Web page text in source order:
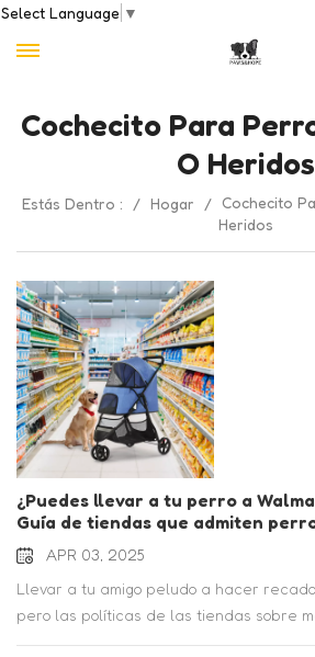
Select Language ▼
Cochecito Para
O Heridos
Estás Dentro : / Hogar /
Cochecito
Heridos
¿Puedes llevar a tu perro a
Guía de tiendas que admiten
APR 03, 2025
Llevar a tu amigo peludo a hacer
pero las políticas de las tiendas sobre
Si te lo preguntas, "¿Puedo llevar a mi